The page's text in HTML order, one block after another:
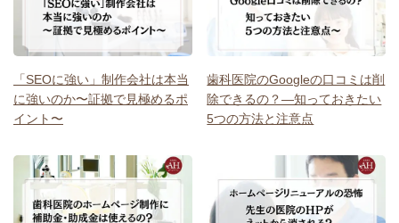
「SEOに強い」制作会社は本当
に強いのか〜証拠で見極めるポ
イント〜
歯科医院のGoogleの口コミは削
除できるの？―知っておきたい
5つの方法と注意点